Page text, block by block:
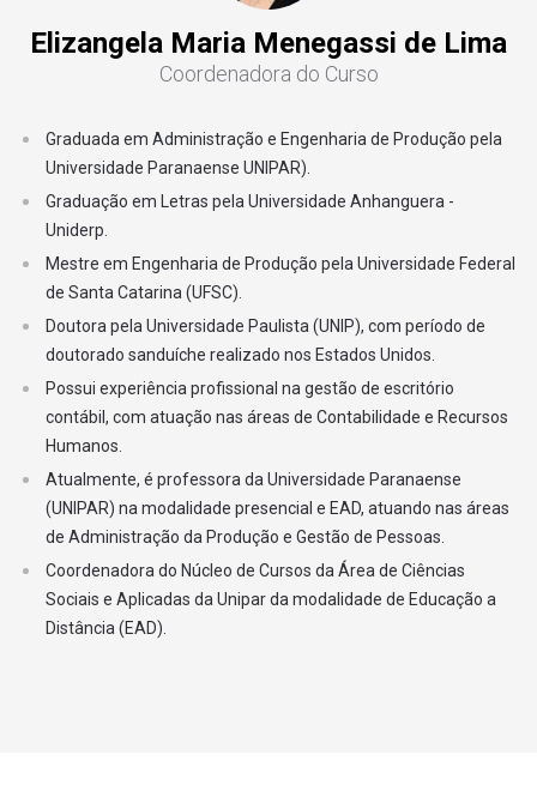
especialmente nas cooperativas de Crédito.
O Tecnólogo formado em Gestão de Cooperativas
(Cooperativismo de Crédito) da Unipar EAD estará apto, a
implantar, gerenciar, desenvolver e incentivar todas as atividades
ligadas ao associativismo e ao cooperativismo. Estará apto a
cooperativismo de crédito, pois na sua formação terá uma forte
base de formação da área financeira, no que se refere ao sistema
financeiro nacional, mercado financeiro, governança corporativa e
gestão financeira.
Mercado futuro:
O tecnólogo em Gestão de Cooperativas (Cooperativas de
Crédito) pode atuar em cooperativas singulares, centrais,
federações ou confederações, sejam elas cooperativas de
produtores, de consumo, mista, de trabalho, habitacionais e em
especial nas cooperativas de crédito, pois terá forma
aprofundada nesse ramo do cooperativismo. Poderá trabalhar
também associações, sindicatos, organizações sociais e
12 Formação e Organização de Cooperativista
13 Governança Corporativa e Cooperativa
14 Mercado Financeiro e de Capitais
MÓDULO 8
15 Extensão II
16 Processos e Auditoria Financeira
17
Elizangela Maria Menegassi de Lima
Coordenadora do Curso
Graduada em Administração e Engenharia de Produção pela
Universidade Paranaense UNIPAR).
Graduação em Letras pela Universidade Anhanguera -
Uniderp.
Mestre em Engenharia de Produção pela Universidade Federal
de Santa Catarina (UFSC).
Doutora pela Universidade Paulista (UNIP), com período de
doutorado sanduíche realizado nos Estados Unidos.
Possui experiência profissional na gestão de escritório
contábil, com atuação nas áreas de Contabilidade e Recursos
Humanos.
Atualmente, é professora da Universidade Paranaense
(UNIPAR) na modalidade presencial e EAD, atuando nas áreas
de Administração da Produção e Gestão de Pessoas.
Coordenadora do Núcleo de Cursos da Área de Ciências
Sociais e Aplicadas da Unipar da modalidade de Educação a
Distância (EAD).